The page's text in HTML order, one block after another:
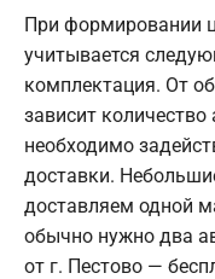
При формировании
учитывается
комплектация. От
зависит
необходимо
доставки.
доставляем одной
обычно нужно два
от г. Пестово —